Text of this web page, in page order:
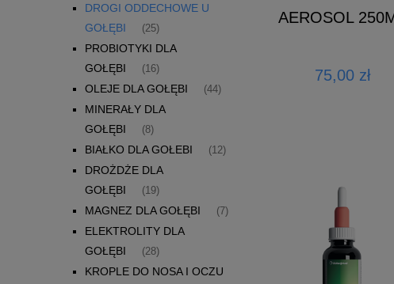
DROGI ODDECHOWE U
GOŁĘBI
(25)
PROBIOTYKI DLA
GOŁĘBI
(16)
OLEJE DLA GOŁĘBI (44)
MINERAŁY DLA
GOŁĘBI
(8)
BIAŁKO DLA GOŁEBI (12)
DROŻDŻE DLA
GOŁĘBI
(19)
MAGNEZ DLA GOŁĘBI (7)
ELEKTROLITY DLA
GOŁĘBI
(28)
KROPLE DO NOSA I OCZU
AEROSOL
75,00 zł